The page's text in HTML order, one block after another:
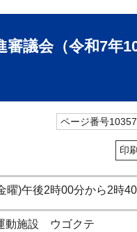
審議会（令和7年
ページ番号
印刷
曜)午後2時00分から2時
動施設 ウゴクテ